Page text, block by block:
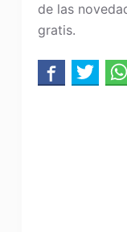
de las
gratis.